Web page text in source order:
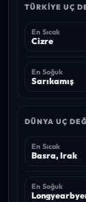
TÜRKIYE UÇ
En Sıcak
Cizre
En Soğuk
Sarıkamış
DÜNYA UÇ
En Sıcak
Basra, Irak
En Soğuk